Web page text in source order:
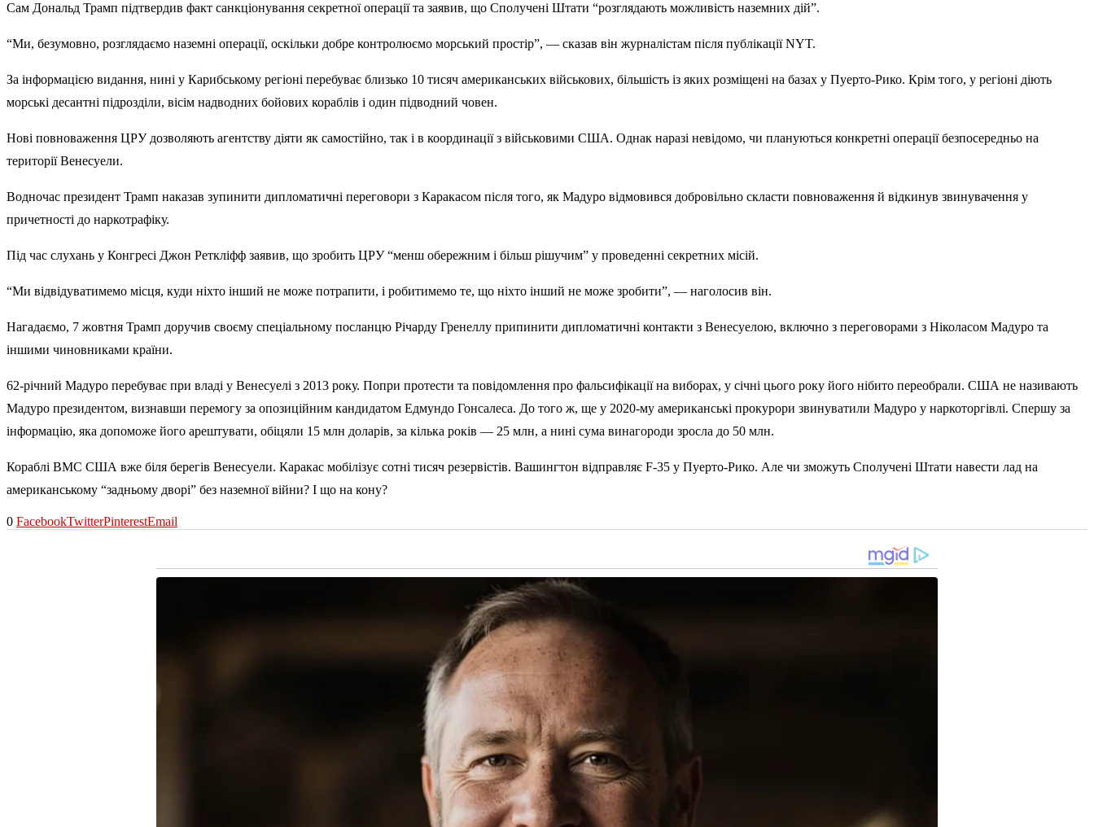
Сам Дональд Трамп підтвердив факт санкціонування секретної операції та заявив, що Сполучені Штати “розглядають можливість наземних дій”.
“Ми, безумовно, розглядаємо наземні операції, оскільки добре контролюємо морський простір”, — сказав він журналістам після публікації NYT.
За інформацією видання, нині у Карибському регіоні перебуває близько 10 тисяч американських військових, більшість із яких розміщені на базах у Пуерто-Рико. Крім того, у регіоні діють
морські десантні підрозділи, вісім надводних бойових кораблів і один підводний човен.
Нові повноваження ЦРУ дозволяють агентству діяти як самостійно, так і в координації з військовими США. Однак наразі невідомо, чи плануються конкретні операції безпосередньо на
території Венесуели.
Водночас президент Трамп наказав зупинити дипломатичні переговори з Каракасом після того, як Мадуро відмовився добровільно скласти повноваження й відкинув звинувачення у
причетності до наркотрафіку.
Під час слухань у Конгресі Джон Реткліфф заявив, що зробить ЦРУ “менш обережним і більш рішучим” у проведенні секретних місій.
“Ми відвідуватимемо місця, куди ніхто інший не може потрапити, і робитимемо те, що ніхто інший не може зробити”, — наголосив він.
Нагадаємо, 7 жовтня Трамп доручив своєму спеціальному посланцю Річарду Гренеллу припинити дипломатичні контакти з Венесуелою, включно з переговорами з Ніколасом Мадуро та
іншими чиновниками країни.
62-річний Мадуро перебуває при владі у Венесуелі з 2013 року. Попри протести та повідомлення про фальсифікації на виборах, у січні цього року його нібито переобрали. США не називають
Мадуро президентом, визнавши перемогу за опозиційним кандидатом Едмундо Гонсалеса. До того ж, ще у 2020-му американські прокурори звинуватили Мадуро у наркоторгівлі. Спершу за
інформацію, яка допоможе його арештувати, обіцяли 15 млн доларів, за кілька років — 25 млн, а нині сума винагороди зросла до 50 млн.
Кораблі ВМС США вже біля берегів Венесуели. Каракас мобілізує сотні тисяч резервістів. Вашингтон відправляє F-35 у Пуерто-Рико. Але чи зможуть Сполучені Штати навести лад на
американському “задньому дворі” без наземної війни? І що на кону?
0 FacebookTwitterPinterestEmail